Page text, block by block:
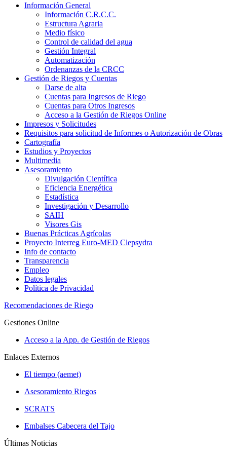
Información General
Información C.R.C.C.
Estructura Agraria
Medio físico
Control de calidad del agua
Gestión Integral
Automatización
Ordenanzas de la CRCC
Gestión de Riegos y Cuentas
Darse de alta
Cuentas para Ingresos de Riego
Cuentas para Otros Ingresos
Acceso a la Gestión de Riegos Online
Impresos y Solicitudes
Requisitos para solicitud de Informes o Autorización de Obras
Cartografía
Estudios y Proyectos
Multimedia
Asesoramiento
Divulgación Científica
Eficiencia Energética
Estadística
Investigación y Desarrollo
SAIH
Visores Gis
Buenas Prácticas Agrícolas
Proyecto Interreg Euro-MED Clepsydra
Info de contacto
Transparencia
Empleo
Datos legales
Política de Privacidad
Recomendaciones de Riego
Gestiones Online
Acceso a la App. de Gestión de Riegos
Enlaces Externos
El tiempo (aemet)
Asesoramiento Riegos
SCRATS
Embalses Cabecera del Tajo
Últimas Noticias